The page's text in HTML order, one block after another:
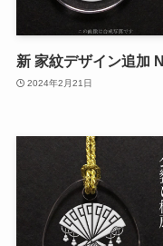
新 家紋デザイン追加
2024年2月21日